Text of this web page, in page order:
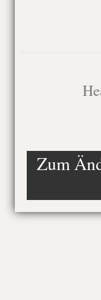
Zum